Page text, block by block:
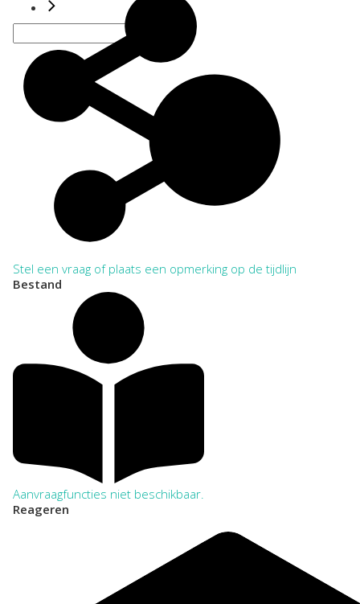
Stel een vraag of plaats een opmerking op de tijdlijn
Bestand
Aanvraagfuncties niet beschikbaar.
Reageren